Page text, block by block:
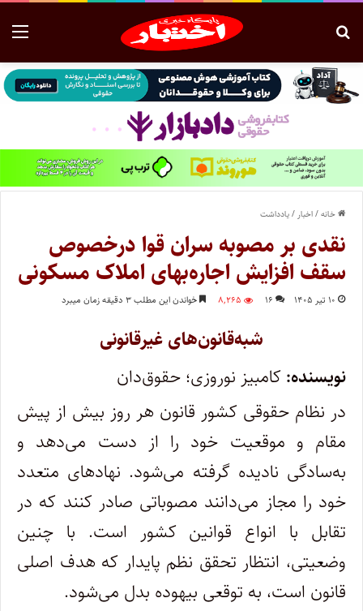
خانه/اخبار /یادداشت
نقدی بر مصوبه سران قوا درخصوص
سقف افزایش اجاره‌بهای املاک مسکونی
۱۰ تیر ۱۴۰۵ ۱۶ ۸,۲۶۵ خواندن این مطلب ۳ دقیقه زمان میبرد
شبه‌قانون‌های غیرقانونی
نویسنده: کامبیز نوروزی؛ حقوق‌دان
در نظام حقوقی کشور قانون هر روز بیش از پیش
مقام و موقعیت خود را از دست می‌دهد و
به‌سادگی نادیده گرفته می‌شود. نهادهای متعدد
خود را مجاز می‌دانند مصوباتی صادر کنند که در
تقابل با انواع قوانین کشور است. با چنین
وضعیتی، انتظار تحقق نظم پایدار‌ که هدف اصلی
قانون است، به توقعی بیهوده بدل می‌شود.